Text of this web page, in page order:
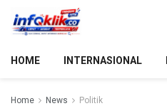
HOME INTERNASIONAL
Home News Politik